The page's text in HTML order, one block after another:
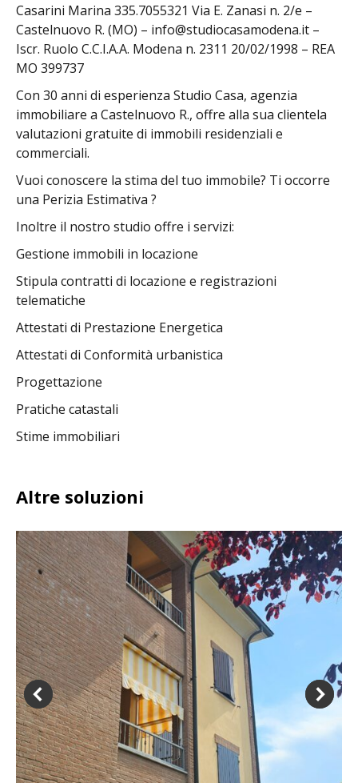
Casarini Marina 335.7055321 Via E. Zanasi n. 2/e –
Castelnuovo R. (MO) – info@studiocasamodena.it –
Iscr. Ruolo C.C.I.A.A. Modena n. 2311 20/02/1998 – REA
MO 399737
Con 30 anni di esperienza Studio Casa, agenzia
immobiliare a Castelnuovo R., offre alla sua clientela
valutazioni gratuite di immobili residenziali e
commerciali.
Vuoi conoscere la stima del tuo immobile? Ti occorre
una Perizia Estimativa ?
Inoltre il nostro studio offre i servizi:
Gestione immobili in locazione
Stipula contratti di locazione e registrazioni
telematiche
Attestati di Prestazione Energetica
Attestati di Conformità urbanistica
Progettazione
Pratiche catastali
Stime immobiliari
Altre soluzioni